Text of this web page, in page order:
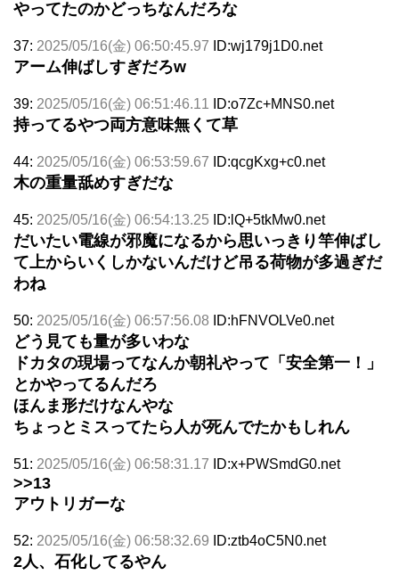
やってたのかどっちなんだろな
37: 2025/05/16(金) 06:50:45.97 ID:wj179j1D0.net
アーム伸ばしすぎだろw
39: 2025/05/16(金) 06:51:46.11 ID:o7Zc+MNS0.net
持ってるやつ両方意味無くて草
44: 2025/05/16(金) 06:53:59.67 ID:qcgKxg+c0.net
木の重量舐めすぎだな
45: 2025/05/16(金) 06:54:13.25 ID:lQ+5tkMw0.net
だいたい電線が邪魔になるから思いっきり竿伸ばし
て上からいくしかないんだけど吊る荷物が多過ぎだ
わね
50: 2025/05/16(金) 06:57:56.08 ID:hFNVOLVe0.net
どう見ても量が多いわな
ドカタの現場ってなんか朝礼やって「安全第一！」
とかやってるんだろ
ほんま形だけなんやな
ちょっとミスってたら人が死んでたかもしれん
51: 2025/05/16(金) 06:58:31.17 ID:x+PWSmdG0.net
>>13
アウトリガーな
52: 2025/05/16(金) 06:58:32.69 ID:ztb4oC5N0.net
2人、石化してるやん